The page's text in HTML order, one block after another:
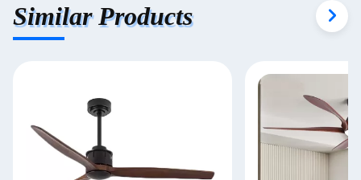
Similar Products